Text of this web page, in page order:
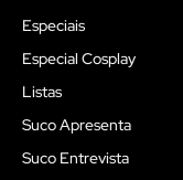
Especiais
Especial Cosplay
Listas
Suco Apresenta
Suco Entrevista